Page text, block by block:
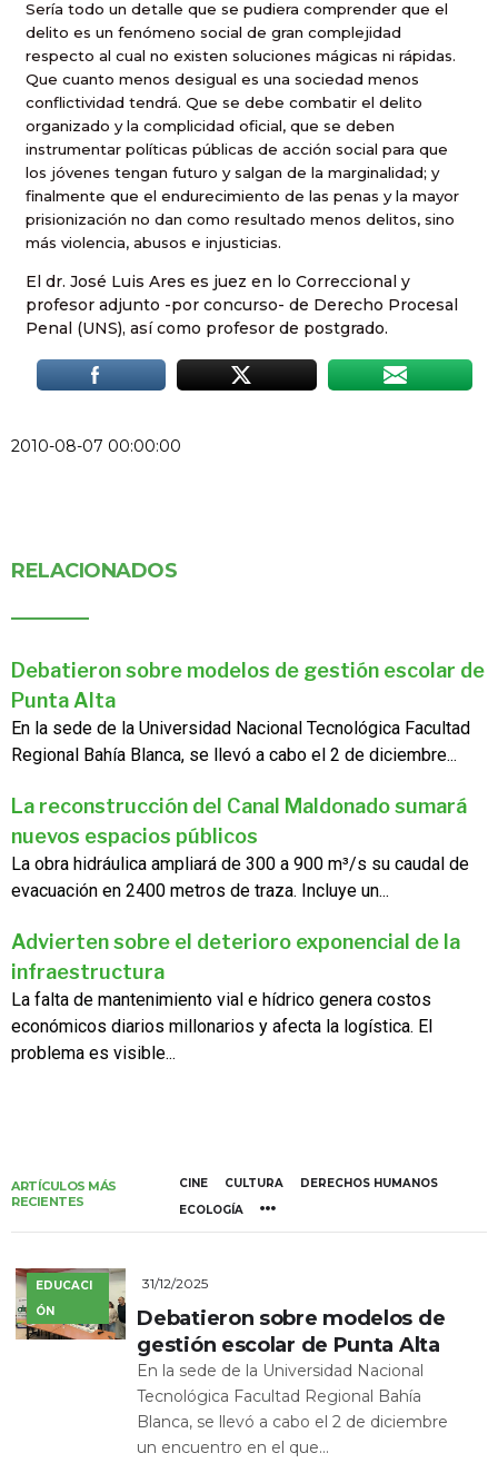
Sería todo un detalle que se pudiera comprender que el
delito es un fenómeno social de gran complejidad
respecto al cual no existen soluciones mágicas ni rápidas.
Que cuanto menos desigual es una sociedad menos
conflictividad tendrá. Que se debe combatir el delito
organizado y la complicidad oficial, que se deben
instrumentar políticas públicas de acción social para que
los jóvenes tengan futuro y salgan de la marginalidad; y
finalmente que el endurecimiento de las penas y la mayor
prisionización no dan como resultado menos delitos, sino
más violencia, abusos e injusticias.
El dr. José Luis Ares es juez en lo Correccional y
profesor adjunto -por concurso- de Derecho Procesal
Penal (UNS), así como profesor de postgrado.
2010-08-07 00:00:00
RELACIONADOS
Debatieron sobre modelos de gestión escolar de
Punta Alta
En la sede de la Universidad Nacional Tecnológica Facultad
Regional Bahía Blanca, se llevó a cabo el 2 de diciembre...
La reconstrucción del Canal Maldonado sumará
nuevos espacios públicos
La obra hidráulica ampliará de 300 a 900 m³/s su caudal de
evacuación en 2400 metros de traza. Incluye un...
Advierten sobre el deterioro exponencial de la
infraestructura
La falta de mantenimiento vial e hídrico genera costos
económicos diarios millonarios y afecta la logística. El
problema es visible...
ARTÍCULOS MÁS
RECIENTES
CINE CULTURA
DERECHOS HUMANOS
ECOLOGÍA
EDUCACI
ÓN
31/12/2025
Debatieron sobre modelos de
gestión escolar de Punta Alta
En la sede de la Universidad Nacional
Tecnológica Facultad Regional Bahía
Blanca, se llevó a cabo el 2 de diciembre
un encuentro en el que...